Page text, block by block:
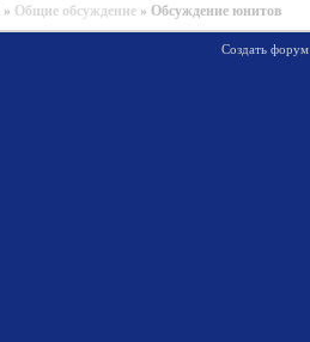
» Общие обсуждение »Обсуждение юнитов
Создать форум